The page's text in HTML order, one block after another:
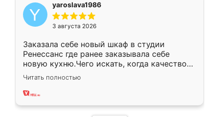
yaroslava1986
3 августа 2026
Заказала себе новый шкаф в студии
Ренессанс где ранее заказывала себе
новую кухню.Чего искать, когда качеством
вполне довольна. Служит кухня уже почти
два года, нареканий нет.
Читать полностью